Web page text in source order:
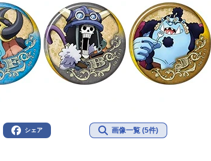
シェア 画像一覧 (5件)